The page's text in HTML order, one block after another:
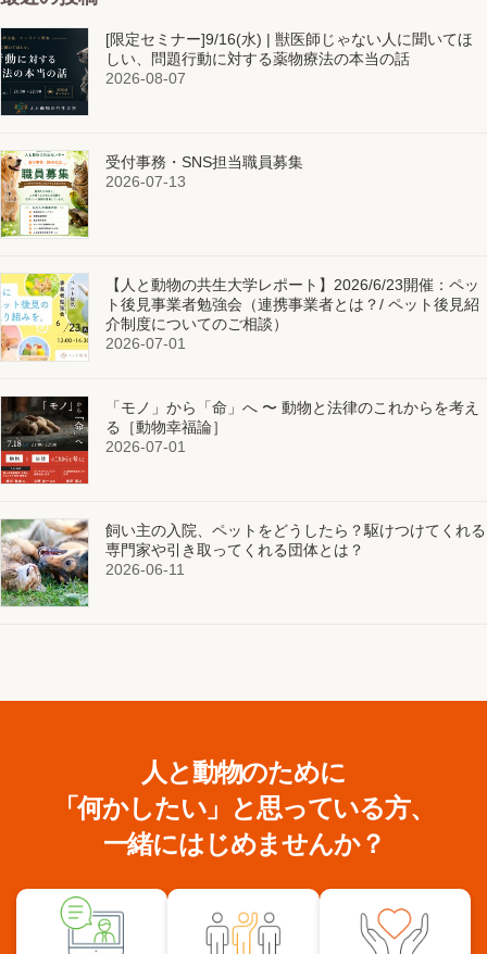
[限定セミナー]9/16(水) | 獣医師じゃない人に聞いてほ
しい、問題行動に対する薬物療法の本当の話
2026-08-07
受付事務・SNS担当職員募集
2026-07-13
【人と動物の共生大学レポート】2026/6/23開催：ペッ
ト後見事業者勉強会（連携事業者とは？/ ペット後見紹
介制度についてのご相談）
2026-07-01
「モノ」から「命」へ 〜 動物と法律のこれからを考え
る［動物幸福論］
2026-07-01
飼い主の入院、ペットをどうしたら？駆けつけてくれる
専門家や引き取ってくれる団体とは？
2026-06-11
人と動物のために
「何かしたい」と思っている方、
一緒にはじめませんか？